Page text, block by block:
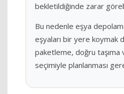
bekletildiğinde zarar
Bu nedenle eşya
eşyaları bir yere koymak
paketleme, doğru taşıma
seçimiyle planlanması